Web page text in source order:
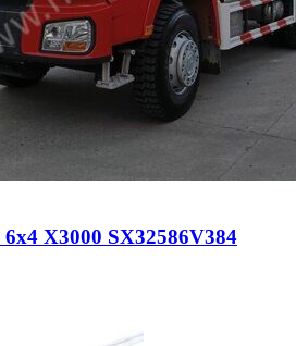
X3000 SX32586V384